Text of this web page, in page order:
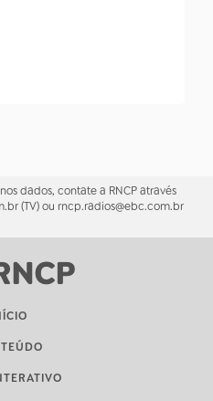
dados, contate a RNCP através
(TV) ou rncp.radios@ebc.com.br